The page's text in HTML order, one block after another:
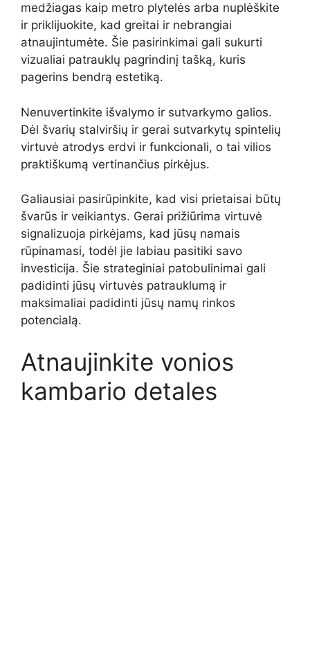
medžiagas kaip metro plytelės arba nuplėškite
ir priklijuokite, kad greitai ir nebrangiai
atnaujintumėte. Šie pasirinkimai gali sukurti
vizualiai patrauklų pagrindinį tašką, kuris
pagerins bendrą estetiką.
Nenuvertinkite išvalymo ir sutvarkymo galios.
Dėl švarių stalviršių ir gerai sutvarkytų spintelių
virtuvė atrodys erdvi ir funkcionali, o tai vilios
praktiškumą vertinančius pirkėjus.
Galiausiai pasirūpinkite, kad visi prietaisai būtų
švarūs ir veikiantys. Gerai prižiūrima virtuvė
signalizuoja pirkėjams, kad jūsų namais
rūpinamasi, todėl jie labiau pasitiki savo
investicija. Šie strateginiai patobulinimai gali
padidinti jūsų virtuvės patrauklumą ir
maksimaliai padidinti jūsų namų rinkos
potencialą.
Atnaujinkite vonios
kambario detales